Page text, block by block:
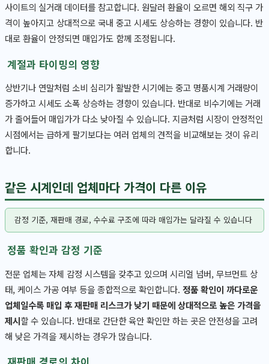
사이트의 실거래 데이터를 참고합니다. 원달러 환율이 오르면 해외 직구 가
격이 높아지고 상대적으로 국내 중고 시세도 상승하는 경향이 있습니다. 반
대로 환율이 안정되면 매입가도 함께 조정됩니다.
계절과 타이밍의 영향
상반기나 연말처럼 소비 심리가 활발한 시기에는 중고 명품시계 거래량이
증가하고 시세도 소폭 상승하는 경향이 있습니다. 반대로 비수기에는 거래
가 줄어들어 매입가가 다소 낮아질 수 있습니다. 지금처럼 시장이 안정적인
시점에서는 급하게 팔기보다는 여러 업체의 견적을 비교해보는 것이 유리
합니다.
같은 시계인데 업체마다 가격이 다른 이유
감정 기준, 재판매 경로, 수수료 구조에 따라 매입가는 달라질 수 있습니다
정품 확인과 감정 기준
전문 업체는 자체 감정 시스템을 갖추고 있으며 시리얼 넘버, 무브먼트 상
태, 케이스 가공 여부 등을 종합적으로 확인합니다. 정품 확인이 까다로운
업체일수록 매입 후 재판매 리스크가 낮기 때문에 상대적으로 높은 가격을
제시할 수 있습니다. 반대로 간단한 육안 확인만 하는 곳은 안전성을 고려
해 낮은 가격을 제시하는 경우가 많습니다.